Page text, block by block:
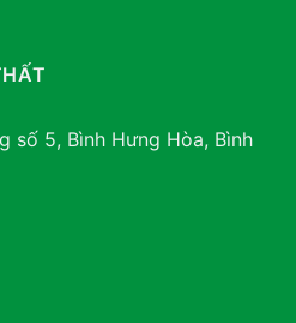
số 5, Bình Hưng Hòa, Bình